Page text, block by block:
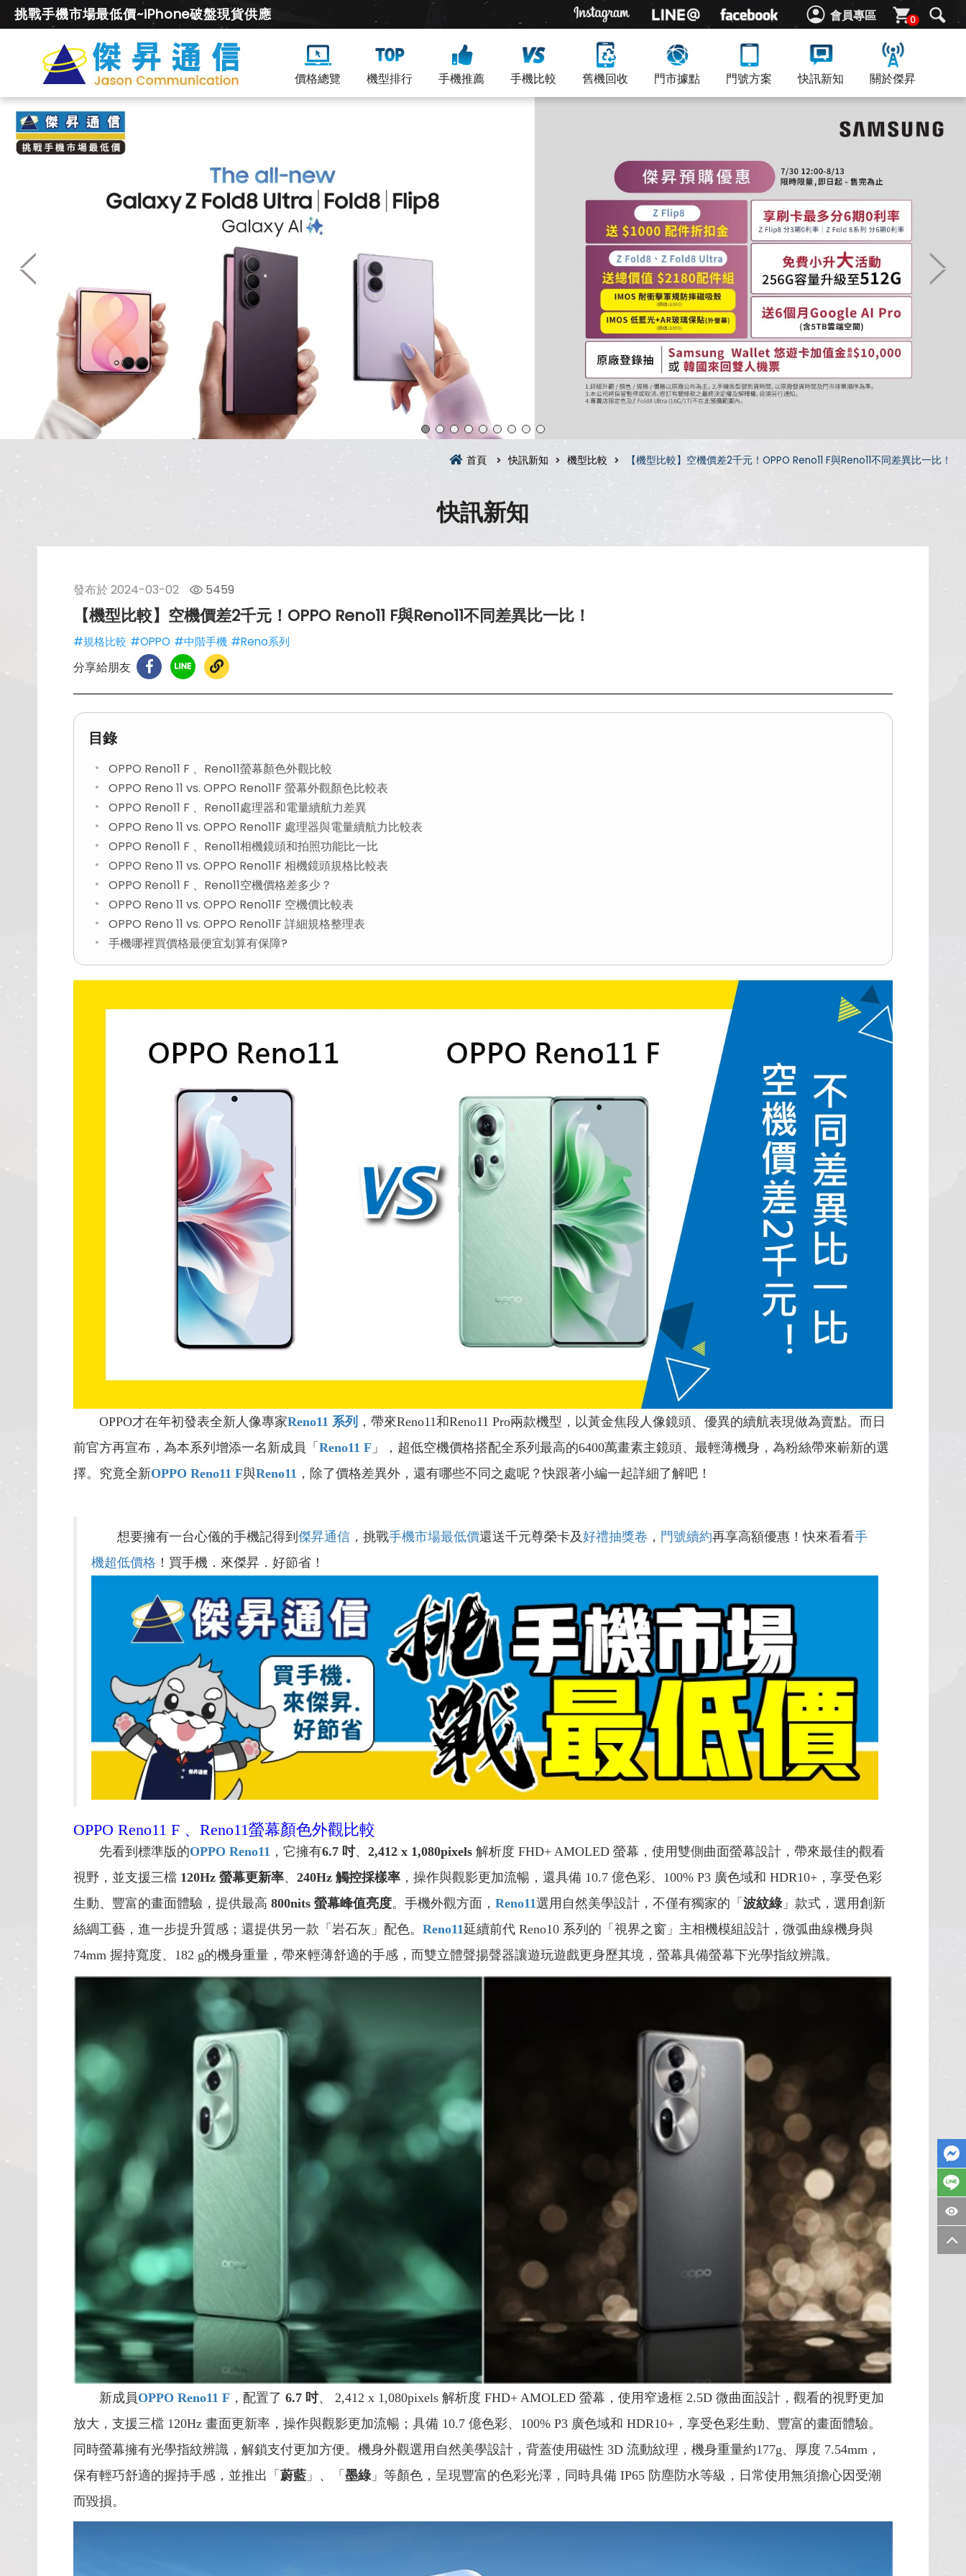
會員專區 0
挑戰手機市場最低價~iPhone破盤現貨供應
價格總覽 機型排行 手機推薦 手機比較 舊機回收 門市據點 門號方案 快訊新知 關於傑昇
首頁 快訊新知 機型比較 【機型比較】空機價差2千元！OPPO Reno11 F與Reno11不同差異比一比！
快訊新知
發布於 2024-03-02 5459
【機型比較】空機價差2千元！OPPO Reno11 F與Reno11不同差異比一比！
#規格比較 #OPPO #中階手機 #Reno系列
分享給朋友
目錄
OPPO Reno11 F 、Reno11螢幕顏色外觀比較
OPPO Reno 11 vs. OPPO Reno11F 螢幕外觀顏色比較表
OPPO Reno11 F 、Reno11處理器和電量續航力差異
OPPO Reno 11 vs. OPPO Reno11F 處理器與電量續航力比較表
OPPO Reno11 F 、Reno11相機鏡頭和拍照功能比一比
OPPO Reno 11 vs. OPPO Reno11F 相機鏡頭規格比較表
OPPO Reno11 F 、Reno11空機價格差多少？
OPPO Reno 11 vs. OPPO Reno11F 空機價比較表
OPPO Reno 11 vs. OPPO Reno11F 詳細規格整理表
手機哪裡買價格最便宜划算有保障?
OPPO才在年初發表全新人像專家Reno11 系列 ，帶來Reno11和Reno11 Pro兩款機型，以黃金焦段人像鏡頭、優異的續航表現做為賣點。而日
前官方再宣布，為本系列增添一名新成員「 Reno11 F 」，超低空機價格搭配全系列最高的6400萬畫素主鏡頭、最輕薄機身，為粉絲帶來嶄新的選
擇。究竟全新OPPO Reno11 F與Reno11 ，除了價格差異外，還有哪些不同之處呢？快跟著小編一起詳細了解吧！
想要擁有一台心儀的手機記得到 傑昇通信 ，挑戰手機市場最低價還送千元尊榮卡及好禮抽獎卷 ， 門號續約再享高額優惠！快來看看手
機超低價格 ！買手機．來傑昇．好節省！
OPPO Reno11 F 、Reno11螢幕顏色外觀比較
先看到標準版的OPPO Reno11 ，它擁有6.7 吋、 2,412 x 1,080pixels 解析度 FHD+ AMOLED 螢幕，使用雙側曲面螢幕設計，帶來最佳的觀看
視野，並支援三檔 120Hz 螢幕更新率、 240Hz 觸控採樣率 ，操作與觀影更加流暢，還具備 10.7 億色彩、100% P3 廣色域和 HDR10+，享受色彩
生動、豐富的畫面體驗，提供最高 800nits 螢幕峰值亮度。手機外觀方面， Reno11選用自然美學設計，不僅有獨家的「 波紋綠」款式，選用創新
絲綢工藝，進一步提升質感；還提供另一款「岩石灰」配色。 Reno11延續前代 Reno10 系列的「視界之窗」主相機模組設計，微弧曲線機身與
74mm 握持寬度、182 g的機身重量，帶來輕薄舒適的手感，而雙立體聲揚聲器讓遊玩遊戲更身歷其境，螢幕具備螢幕下光學指紋辨識。
新成員OPPO Reno11 F ，配置了 6.7 吋、 2,412 x 1,080pixels 解析度 FHD+ AMOLED 螢幕，使用窄邊框 2.5D 微曲面設計，觀看的視野更加
放大，支援三檔 120Hz 畫面更新率，操作與觀影更加流暢；具備 10.7 億色彩、100% P3 廣色域和 HDR10+，享受色彩生動、豐富的畫面體驗。
同時螢幕擁有光學指紋辨識，解鎖支付更加方便。機身外觀選用自然美學設計，背蓋使用磁性 3D 流動紋理，機身重量約177g、厚度 7.54mm，
保有輕巧舒適的握持手感，並推出「 蔚藍 」、「 墨綠」等顏色，呈現豐富的色彩光澤，同時具備 IP65 防塵防水等級，日常使用無須擔心因受潮
而毀損。